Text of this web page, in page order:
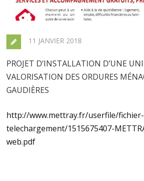
11 JANVIER 2018
PROJET D’INSTALLATION D’UNE
VALORISATION DES ORDURES
GAUDIÈRES
http://www.mettray.fr/userfile/fichier-
telechargement/1515675407-
web.pdf